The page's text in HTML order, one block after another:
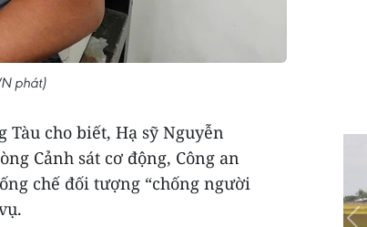
phát)
Tàu cho biết, Hạ sỹ Nguyễn
Cảnh sát cơ động, Công an
chế đối tượng “chống người